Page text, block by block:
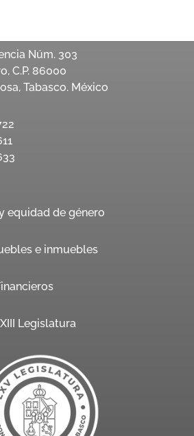
Núm. 303
C.P. 86000
Tabasco. México
equidad de género
e inmuebles
Legislatura